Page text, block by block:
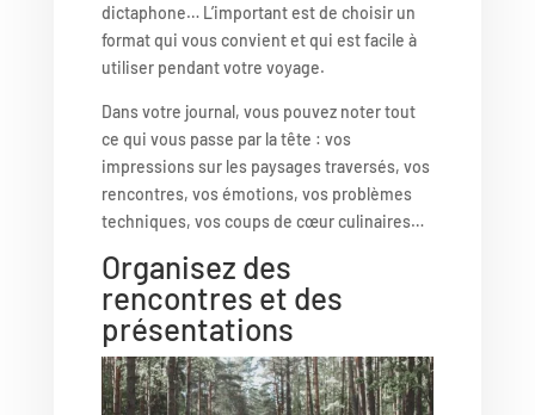
dictaphone… L’important est de choisir un
format qui vous convient et qui est facile à
utiliser pendant votre voyage.
Dans votre journal, vous pouvez noter tout
ce qui vous passe par la tête : vos
impressions sur les paysages traversés, vos
rencontres, vos émotions, vos problèmes
techniques, vos coups de cœur culinaires…
Organisez des
rencontres et des
présentations